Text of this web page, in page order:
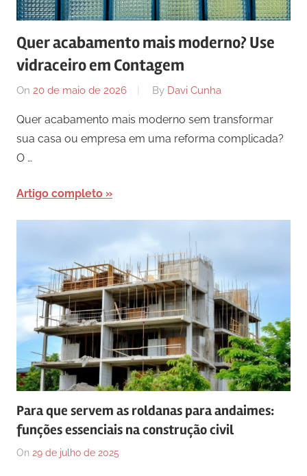
comunicação
com
os
púbicos.
Quer acabamento mais moderno? Use
vidraceiro em Contagem
On 20 de maio de 2026 By Davi Cunha
Quer acabamento mais moderno sem transformar
sua casa ou empresa em uma reforma complicada?
O …
Artigo completo
Para que servem as roldanas para andaimes:
funções essenciais na construção civil
On 29 de julho de 2025